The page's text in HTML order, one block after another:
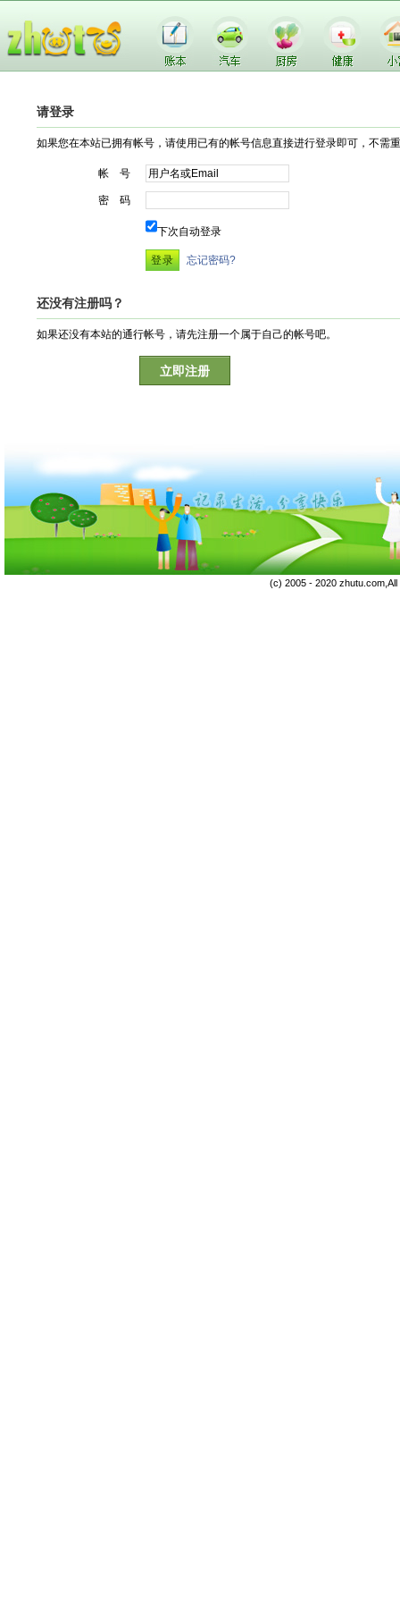
请登录
如果您在本站已拥有帐号，请使用已有的帐号信息直接进行登录即可，不需
帐 号
密 码
下次自动登录
忘记密码?
还没有注册吗？
如果还没有本站的通行帐号，请先注册一个属于自己的帐号吧。
立即注册
(c) 2005 - 2020